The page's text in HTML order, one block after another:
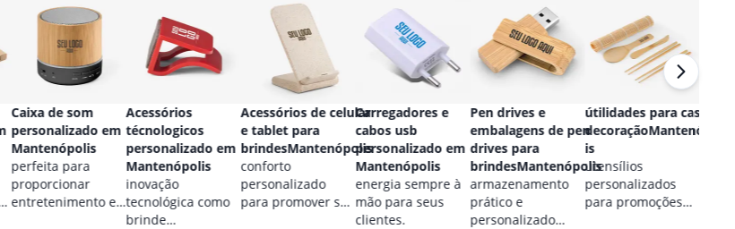
Caixa de som
personalizado em
Mantenópolis
perfeita para
proporcionar
entretenimento e
Acessórios
técnologicos
personalizado em
Mantenópolis
inovação
tecnológica como
brinde
Acessórios de celular
e tablet para
brindesMantenópolis
conforto
personalizado
para promover sua
Carregadores e
cabos usb
personalizado em
Mantenópolis
energia sempre à
mão para seus
clientes.
Pen drives e
embalagens de pen
drives para
brindesMantenópolis
armazenamento
prático e
personalizado
útilidades para casa e
decoraçãoMantenópol
is
utensílios
personalizados
para promoções